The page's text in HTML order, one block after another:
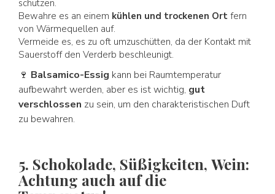
schützen.
Bewahre es an einem kühlen und trockenen Ort fern
von Wärmequellen auf.
Vermeide es, es zu oft umzuschütten, da der Kontakt mit
Sauerstoff den Verderb beschleunigt.
🍷 Balsamico-Essig kann bei Raumtemperatur
aufbewahrt werden, aber es ist wichtig, gut
verschlossen zu sein, um den charakteristischen Duft
zu bewahren.
5. Schokolade, Süßigkeiten, Wein:
Achtung auch auf die